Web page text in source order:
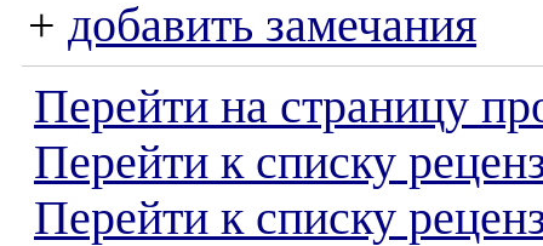
+ добавить замечания
Перейти на страницу
Перейти к списку
Перейти к списку